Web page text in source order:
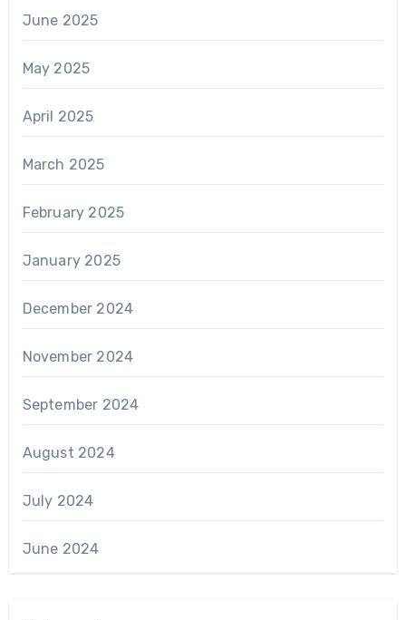
June 2025
May 2025
April 2025
March 2025
February 2025
January 2025
December 2024
November 2024
September 2024
August 2024
July 2024
June 2024